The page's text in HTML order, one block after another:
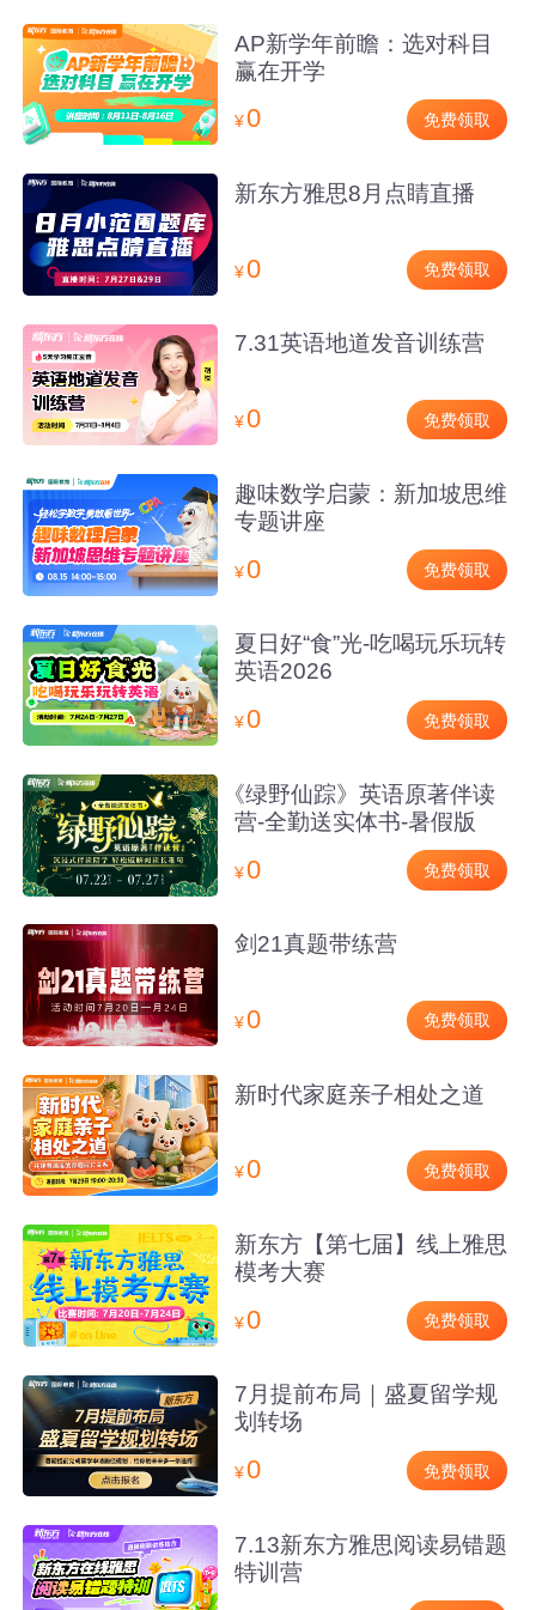
AP新学年前瞻：选对科目
赢在开学
¥0 免费领取
新东方雅思8月点睛直播
¥0 免费领取
7.31英语地道发音训练营
¥0 免费领取
趣味数学启蒙：新加坡思维
专题讲座
¥0 免费领取
夏日好“食”光-吃喝玩乐玩转
英语2026
¥0 免费领取
《绿野仙踪》英语原著伴读
营-全勤送实体书-暑假版
¥0 免费领取
剑21真题带练营
¥0 免费领取
新时代家庭亲子相处之道
¥0 免费领取
新东方【第七届】线上雅思
模考大赛
¥0 免费领取
7月提前布局｜盛夏留学规
划转场
¥0 免费领取
7.13新东方雅思阅读易错题
特训营